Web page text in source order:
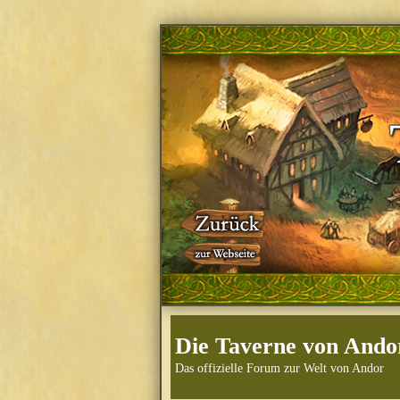
Die Taverne von
Das offizielle Forum zur Welt von Andor